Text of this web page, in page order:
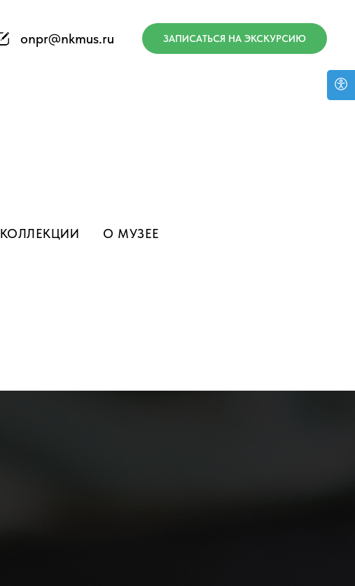
onpr@nkmus.ru ЗАПИСАТЬСЯ НА ЭКСКУРСИЮ
КОЛЛЕКЦИИ О МУЗЕЕ